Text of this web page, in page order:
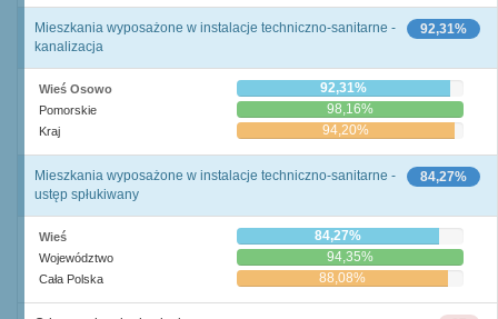
92,31%
Mieszkania wyposażone w instalacje techniczno-sanitarne -
kanalizacja
Wieś Osowo 92,31%
Pomorskie 98,16%
Kraj 94,20%
84,27%
Mieszkania wyposażone w instalacje techniczno-sanitarne -
ustęp spłukiwany
Wieś 84,27%
Województwo 94,35%
Cała Polska 88,08%